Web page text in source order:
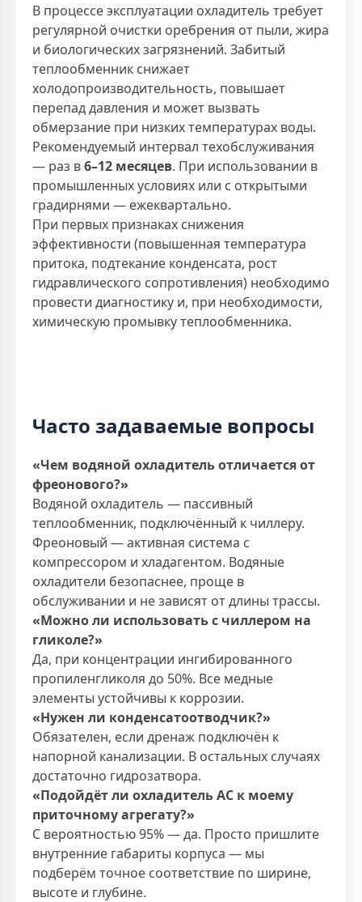
В процессе эксплуатации охладитель требует
регулярной очистки оребрения от пыли, жира
и биологических загрязнений. Забитый
теплообменник снижает
холодопроизводительность, повышает
перепад давления и может вызвать
обмерзание при низких температурах воды.
Рекомендуемый интервал техобслуживания
— раз в6–12 месяцев. При использовании в
промышленных условиях или с открытыми
градирнями — ежеквартально.
При первых признаках снижения
эффективности (повышенная температура
притока, подтекание конденсата, рост
гидравлического сопротивления) необходимо
провести диагностику и, при необходимости,
химическую промывку теплообменника.
Часто задаваемые вопросы
«Чем водяной охладитель отличается от
фреонового?»
Водяной охладитель — пассивный
теплообменник, подключённый к чиллеру.
Фреоновый — активная система с
компрессором и хладагентом. Водяные
охладители безопаснее, проще в
обслуживании и не зависят от длины трассы.
«Можно ли использовать с чиллером на
гликоле?»
Да, при концентрации ингибированного
пропиленгликоля до 50%. Все медные
элементы устойчивы к коррозии.
«Нужен ли конденсатоотводчик?»
Обязателен, если дренаж подключён к
напорной канализации. В остальных случаях
достаточно гидрозатвора.
«Подойдёт ли охладитель AC к моему
приточному агрегату?»
С вероятностью 95% — да. Просто пришлите
внутренние габариты корпуса — мы
подберём точное соответствие по ширине,
высоте и глубине.